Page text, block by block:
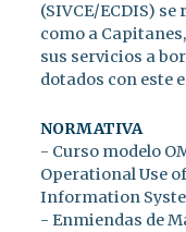
(SIVCE/ECDIS)
como a
sus servicios a
dotados con este
NORMATIVA
- Curso modelo
Operational Use
Information
- Enmiendas de